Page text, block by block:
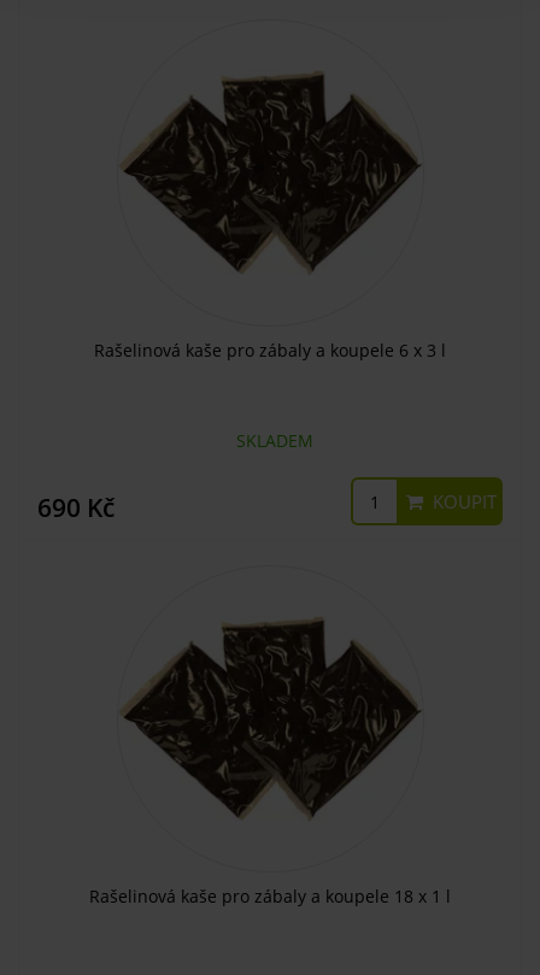
Rašelinová kaše pro zábaly a koupele 6 x 3 l
SKLADEM
690 Kč KOUPIT
Rašelinová kaše pro zábaly a koupele 18 x 1 l